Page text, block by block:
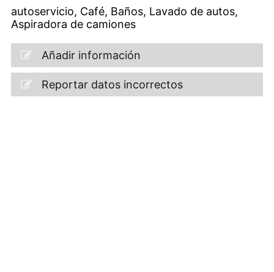
autoservicio, Café, Baños, Lavado de autos,
Aspiradora de camiones
Añadir información
Reportar datos incorrectos